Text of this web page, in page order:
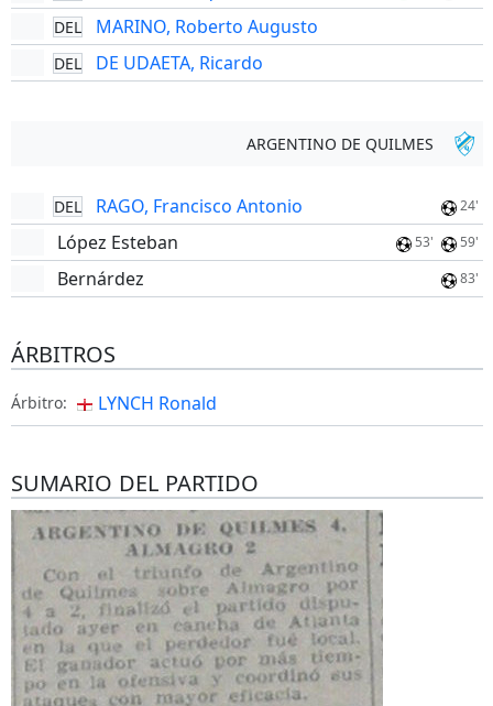
DEL MARINO, Roberto Augusto
DEL DE UDAETA, Ricardo
ARGENTINO DE QUILMES
DEL RAGO, Francisco Antonio 24'
López Esteban 53' 59'
Bernárdez 83'
ÁRBITROS
Árbitro: LYNCH Ronald
SUMARIO DEL PARTIDO